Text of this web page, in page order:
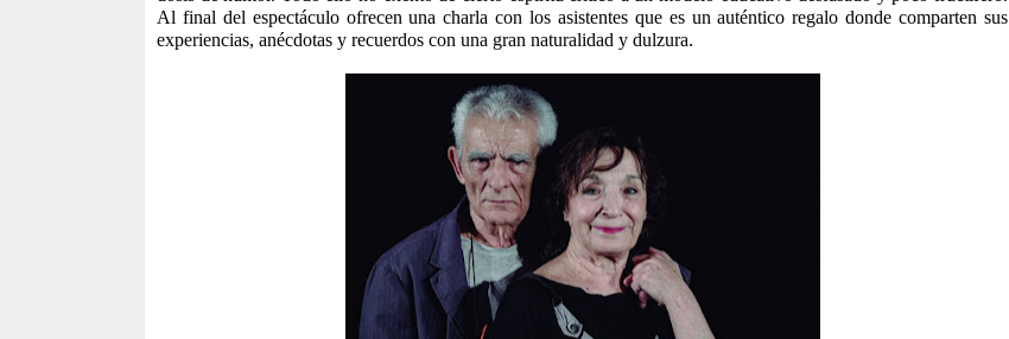
Al final del espectáculo ofrecen una charla con los asistentes que es un auténtico regalo donde comparten sus
experiencias, anécdotas y recuerdos con una gran naturalidad y dulzura.